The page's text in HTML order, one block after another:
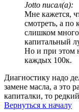
Jotto писал(а):
Мне кажется,
смотреть, а по
слишком много
капитальный
Но и при этом
каждых 100к.
Диагностику надо
замене масла, а это
капиталки, то
Вернуться к началу